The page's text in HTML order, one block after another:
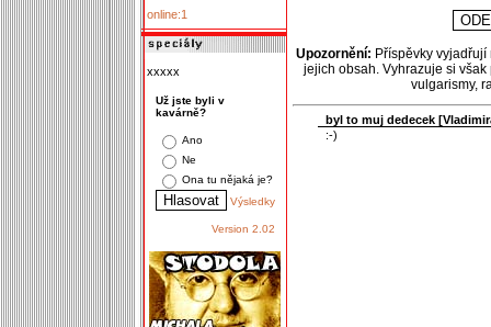
online:1
xxxxx
Už jste byli v
kavárně?
Ano
Ne
Ona tu nějaká je?
Výsledky
Version 2.02
Upozornění: Příspěvky
jejich obsah. Vyhrazuje si
vulgarismy,
byl to muj dedecek [
:-)